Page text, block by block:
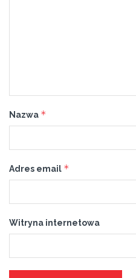
Nazwa *
Adres email *
Witryna internetowa